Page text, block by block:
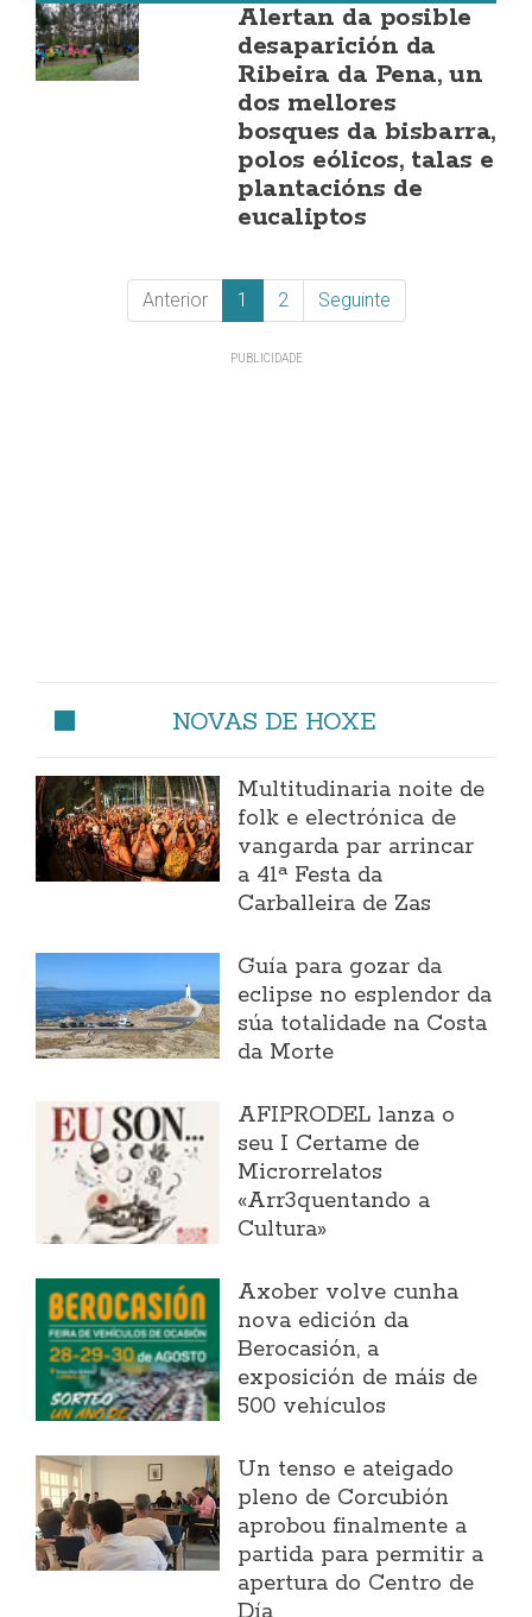
Alertan da posible
desaparición da
Ribeira da Pena, un
dos mellores
bosques da bisbarra,
polos eólicos, talas e
plantacións de
eucaliptos
Anterior 1 2 Seguinte
NOVAS DE HOXE
Multitudinaria noite de
folk e electrónica de
vangarda par arrincar
a 41ª Festa da
Carballeira de Zas
Guía para gozar da
eclipse no esplendor da
súa totalidade na Costa
da Morte
AFIPRODEL lanza o
seu I Certame de
Microrrelatos
«Arr3quentando a
Cultura»
Axober volve cunha
nova edición da
Berocasión, a
exposición de máis de
500 vehículos
Un tenso e ateigado
pleno de Corcubión
aprobou finalmente a
partida para permitir a
apertura do Centro de